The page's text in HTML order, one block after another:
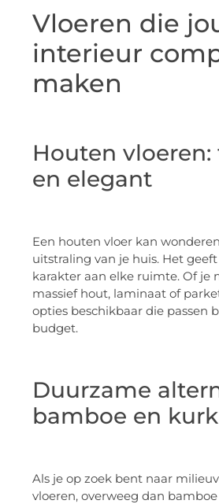
Vloeren die
interieur
maken
Houten
en elegant
Een houten vloer kan
uitstraling van je huis. Het
karakter aan elke ruimte. Of je
massief hout, laminaat of
opties beschikbaar die passen
budget.
Duurzame
bamboe en kurk
Als je op zoek bent naar
vloeren, overweeg dan